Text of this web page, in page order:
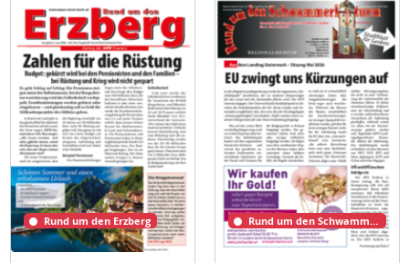
Rund um den Erzberg Rund um den Schwammerlturm